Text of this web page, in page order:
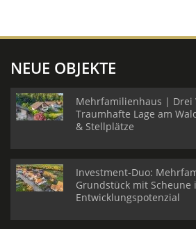
NEUE OBJEKTE
Mehrfamilienhaus | Drei
Traumhafte Lage am
& Stellplätze
Investment-Duo:
Grundstück mit Scheune
Entwicklungspotenzial